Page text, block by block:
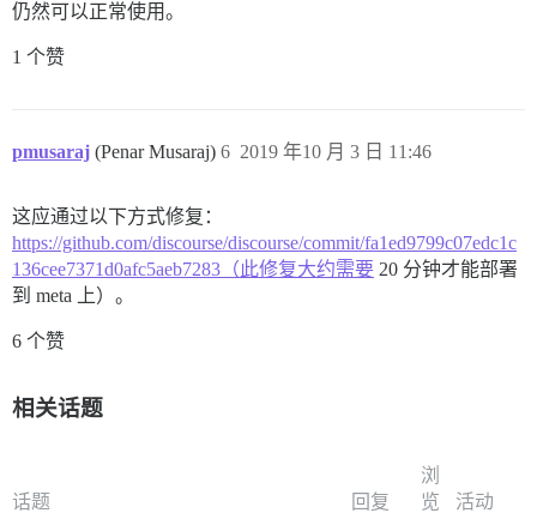
仍然可以正常使用。
1 个赞
pmusaraj (Penar Musaraj) 2019 年10 月 3 日 11:46
6
这应通过以下方式修复：
https://github.com/discourse/discourse/commit/fa1ed9799c07edc1c
136cee7371d0afc5aeb7283（此修复大约需要 20 分钟才能部署
到 meta 上）。
6 个赞
相关话题
话题 回复
浏
览
活动